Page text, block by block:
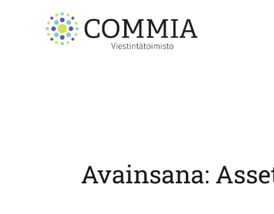
Avainsana: